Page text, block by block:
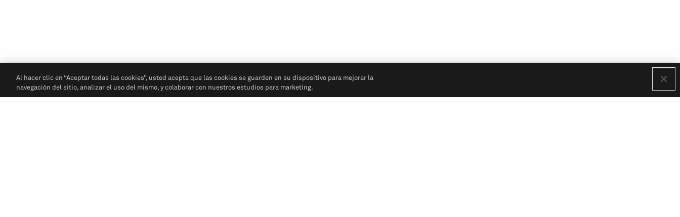
Al hacer clic en “Aceptar todas las cookies”, usted acepta que las cookies se guarden en su dispositivo para mejorar la
navegación del sitio, analizar el uso del mismo, y colaborar con nuestros estudios para marketing.